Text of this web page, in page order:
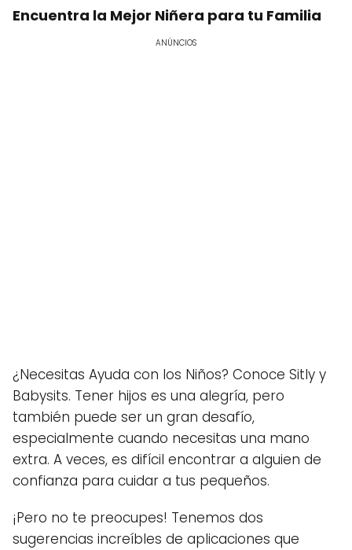
Encuentra la Mejor Niñera para tu Familia
ANÚNCIOS
¿Necesitas Ayuda con los Niños? Conoce Sitly y
Babysits. Tener hijos es una alegría, pero
también puede ser un gran desafío,
especialmente cuando necesitas una mano
extra. A veces, es difícil encontrar a alguien de
confianza para cuidar a tus pequeños.
¡Pero no te preocupes! Tenemos dos
sugerencias increíbles de aplicaciones que